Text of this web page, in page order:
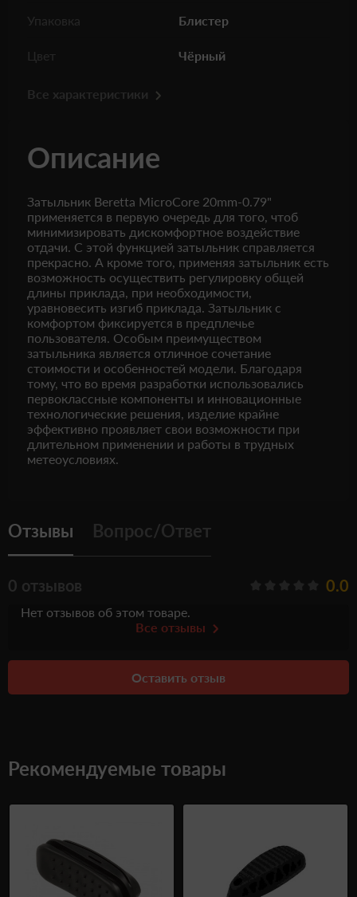
Упаковка Блистер
Цвет Чёрный
Все характеристики
Описание
Затыльник Beretta MicroCore 20mm-0.79"
применяется в первую очередь для того, чтоб
минимизировать дискомфортное воздействие
отдачи. С этой функцией затыльник справляется
прекрасно. А кроме того, применяя затыльник есть
возможность осуществить регулировку общей
длины приклада, при необходимости,
уравновесить изгиб приклада. Затыльник с
комфортом фиксируется в предплечье
пользователя. Особым преимуществом
затыльника является отличное сочетание
стоимости и особенностей модели. Благодаря
тому, что во время разработки использовались
первоклассные компоненты и инновационные
технологические решения, изделие крайне
эффективно проявляет свои возможности при
длительном применении и работы в трудных
метеоусловиях.
Отзывы Вопрос/Ответ
0 отзывов 0.0
Нет отзывов об этом товаре.
Все отзывы
Оставить отзыв
Рекомендуемые товары